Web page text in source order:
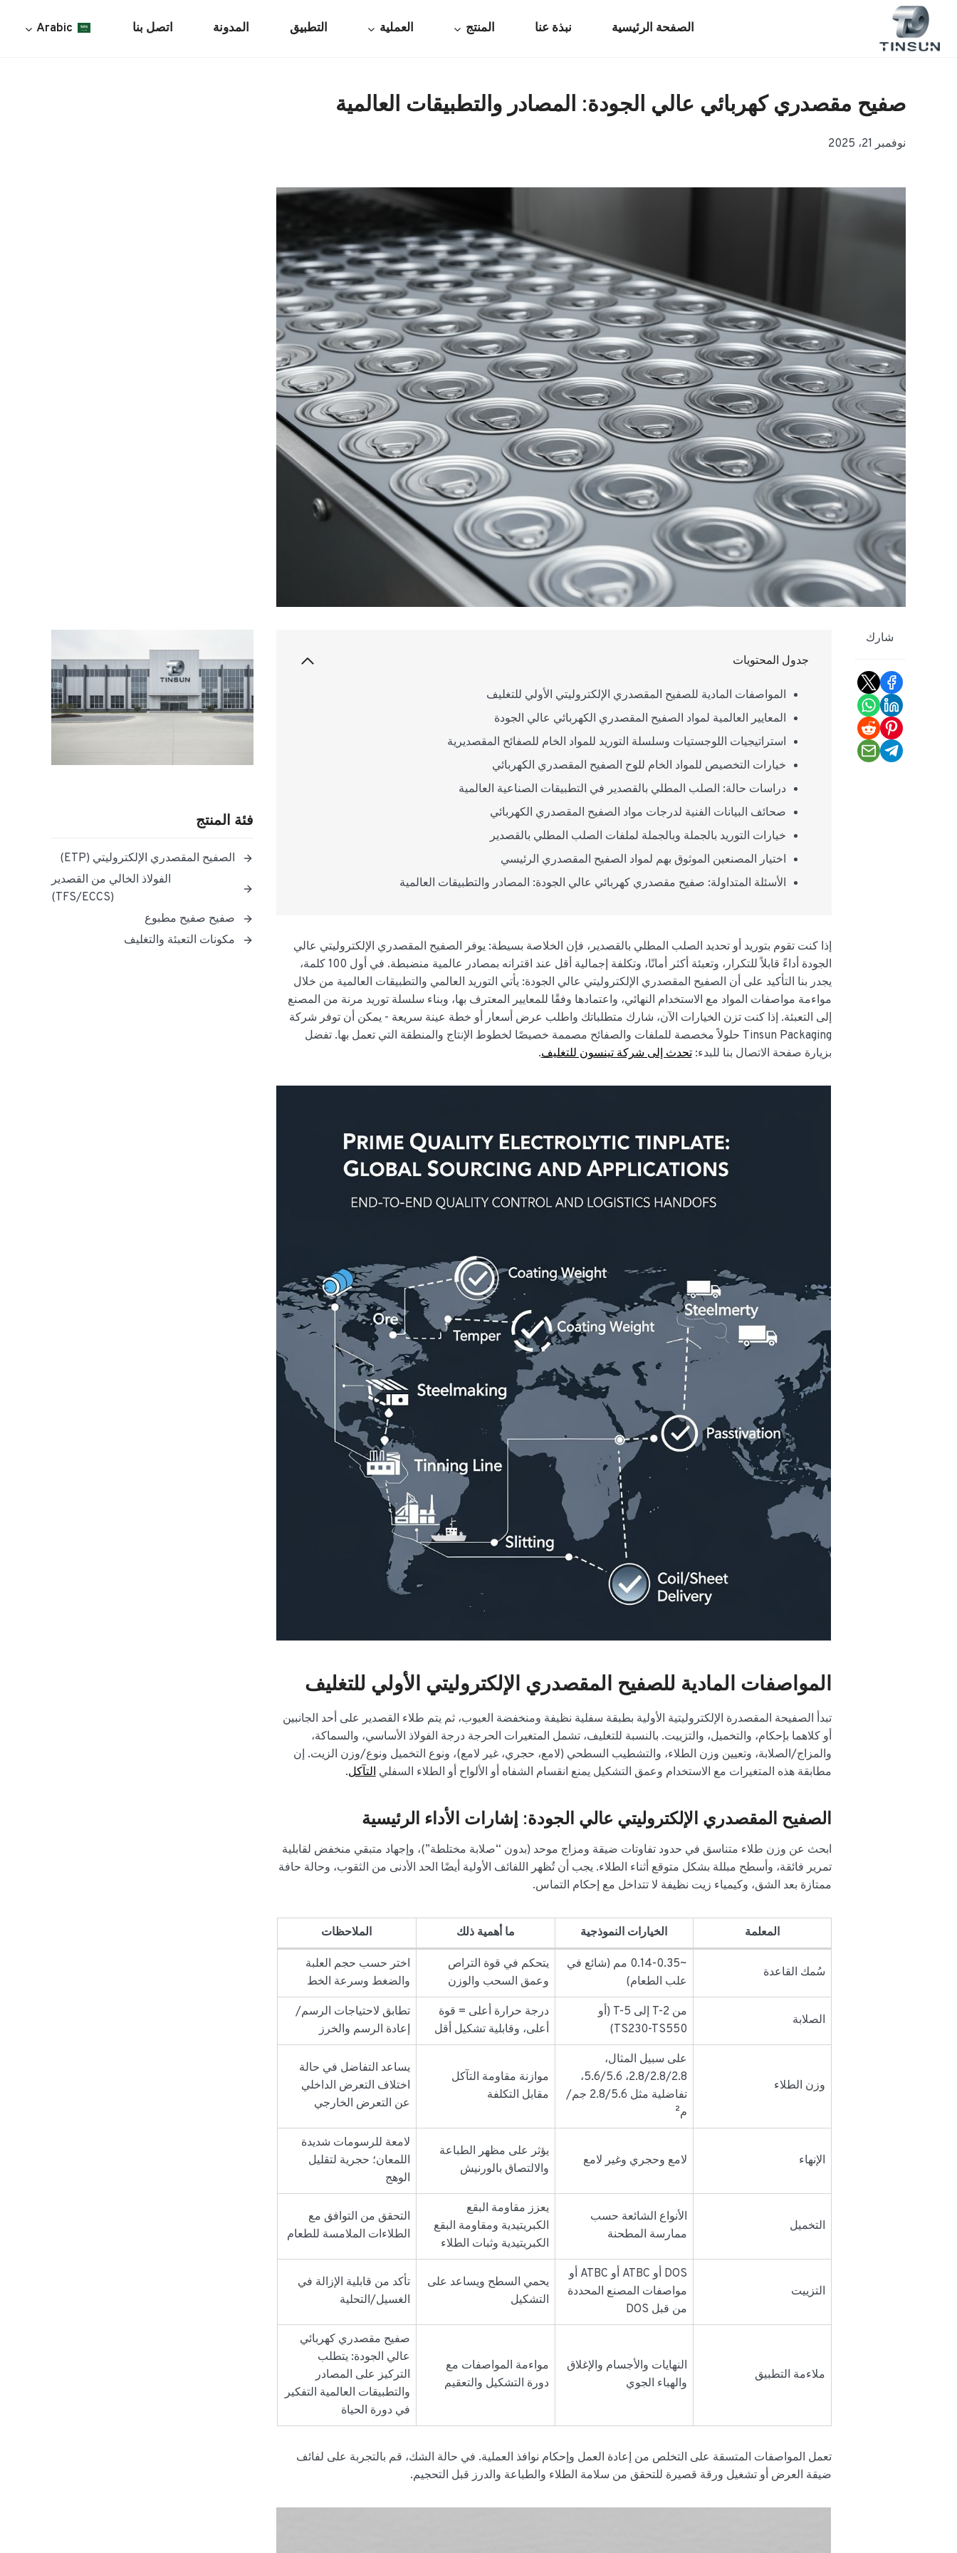
المحتوى
الصفحة الرئيسية نبذة عنا المنتج العملية التطبيق المدونة اتصل بنا Arabic
صفيح مقصدري كهربائي عالي الجودة: المصادر والتطبيقات العالمية
نوفمبر 21، 2025
شارك
جدول المحتويات
المواصفات المادية للصفيح المقصدري الإلكتروليتي الأولي للتغليف
المعايير العالمية لمواد الصفيح المقصدري الكهربائي عالي الجودة
استراتيجيات اللوجستيات وسلسلة التوريد للمواد الخام للصفائح المقصديرية
خيارات التخصيص للمواد الخام للوح الصفيح المقصدري الكهربائي
دراسات حالة: الصلب المطلي بالقصدير في التطبيقات الصناعية العالمية
صحائف البيانات الفنية لدرجات مواد الصفيح المقصدري الكهربائي
خيارات التوريد بالجملة وبالجملة لملفات الصلب المطلي بالقصدير
اختيار المصنعين الموثوق بهم لمواد الصفيح المقصدري الرئيسي
الأسئلة المتداولة: صفيح مقصدري كهربائي عالي الجودة: المصادر والتطبيقات العالمية
إذا كنت تقوم بتوريد أو تحديد الصلب المطلي بالقصدير، فإن الخلاصة بسيطة: يوفر الصفيح المقصدري الإلكتروليتي عالي
الجودة أداءً قابلاً للتكرار، وتعبئة أكثر أمانًا، وتكلفة إجمالية أقل عند اقترانه بمصادر عالمية منضبطة. في أول 100 كلمة،
يجدر بنا التأكيد على أن الصفيح المقصدري الإلكتروليتي عالي الجودة: يأتي التوريد العالمي والتطبيقات العالمية من خلال
مواءمة مواصفات المواد مع الاستخدام النهائي، واعتمادها وفقًا للمعايير المعترف بها، وبناء سلسلة توريد مرنة من المصنع
إلى التعبئة. إذا كنت تزن الخيارات الآن، شارك متطلباتك واطلب عرض أسعار أو خطة عينة سريعة - يمكن أن توفر شركة
Tinsun Packaging حلولاً مخصصة للملفات والصفائح مصممة خصيصًا لخطوط الإنتاج والمنطقة التي تعمل بها. تفضل
بزيارة صفحة الاتصال بنا للبدء:تحدث إلى شركة تينسون للتغليف.
المواصفات المادية للصفيح المقصدري الإلكتروليتي الأولي للتغليف
تبدأ الصفيحة المقصدرة الإلكتروليتية الأولية بطبقة سفلية نظيفة ومنخفضة العيوب، ثم يتم طلاء القصدير على أحد الجانبين
أو كلاهما بإحكام، والتخميل، والتزييت. بالنسبة للتغليف، تشمل المتغيرات الحرجة درجة الفولاذ الأساسي، والسماكة،
والمزاج/الصلابة، وتعيين وزن الطلاء، والتشطيب السطحي (لامع، حجري، غير لامع)، ونوع التخميل ونوع/وزن الزيت. إن
مطابقة هذه المتغيرات مع الاستخدام وعمق التشكيل يمنع انقسام الشفاه أو الألواح أو الطلاء السفليالتآكل.
الصفيح المقصدري الإلكتروليتي عالي الجودة: إشارات الأداء الرئيسية
ابحث عن وزن طلاء متناسق في حدود تفاوتات ضيقة ومزاج موحد (بدون “صلابة مختلطة”)، وإجهاد متبقي منخفض لقابلية
تمرير فائقة، وأسطح مبللة بشكل متوقع أثناء الطلاء. يجب أن تُظهر اللفائف الأولية أيضًا الحد الأدنى من الثقوب، وحالة حافة
ممتازة بعد الشق، وكيمياء زيت نظيفة لا تتداخل مع إحكام التماس.
المعلمة الخيارات النموذجية ما أهمية ذلك الملاحظات
سُمك القاعدة
~0.14-0.35 مم (شائع في
علب الطعام)
يتحكم في قوة التراص
وعمق السحب والوزن
اختر حسب حجم العلبة
والضغط وسرعة الخط
الصلابة
من T-2 إلى T-5 (أو
TS230-TS550)
درجة حرارة أعلى = قوة
أعلى، وقابلية تشكيل أقل
تطابق لاحتياجات الرسم/
إعادة الرسم والخرز
وزن الطلاء
على سبيل المثال،
2.8/2.8/2.8، 5.6/5.6،
تفاضلية مثل 2.8/5.6 جم/
م²
موازنة مقاومة التآكل
مقابل التكلفة
يساعد التفاضل في حالة
اختلاف التعرض الداخلي
عن التعرض الخارجي
الإنهاء لامع وحجري وغير لامع
يؤثر على مظهر الطباعة
والالتصاق بالورنيش
لامعة للرسومات شديدة
اللمعان؛ حجرية لتقليل
الوهج
التخميل
الأنواع الشائعة حسب
ممارسة المطحنة
يعزز مقاومة البقع
الكبريتيدية ومقاومة البقع
الكبريتيدية وثبات الطلاء
التحقق من التوافق مع
الطلاءات الملامسة للطعام
التزييت
DOS أو ATBC أو ATBC أو
مواصفات المصنع المحددة
من قبل DOS
يحمي السطح ويساعد على
التشكيل
تأكد من قابلية الإزالة في
الغسيل/التحلية
ملاءمة التطبيق
النهايات والأجسام والإغلاق
والهباء الجوي
مواءمة المواصفات مع
دورة التشكيل والتعقيم
صفيح مقصدري كهربائي
عالي الجودة: يتطلب
التركيز على المصادر
والتطبيقات العالمية التفكير
في دورة الحياة
تعمل المواصفات المتسقة على التخلص من إعادة العمل وإحكام نوافذ العملية. في حالة الشك، قم بالتجربة على لفائف
ضيقة العرض أو تشغيل ورقة قصيرة للتحقق من سلامة الطلاء والطباعة والدرز قبل التحجيم.
فئة المنتج
الصفيح المقصدري الإلكتروليتي (ETP)
الفولاذ الخالي من القصدير
(TFS/ECCS)
صفيح صفيح مطبوع
مكونات التعبئة والتغليف